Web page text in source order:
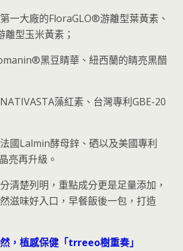
一大廠的FloraGLO®游離型葉黃素、
型玉米黃素；
黑豆睛華、紐西蘭的睛亮黑醋
藻紅素、台灣專利GBE-20
國Lalmin酵母鋅、硒以及美國專利
亮再升級。
清楚列明，重點成分更是足量添加，
滋味好入口，早餐飯後一包，打造
，植感保健「trreeo樹重奏」